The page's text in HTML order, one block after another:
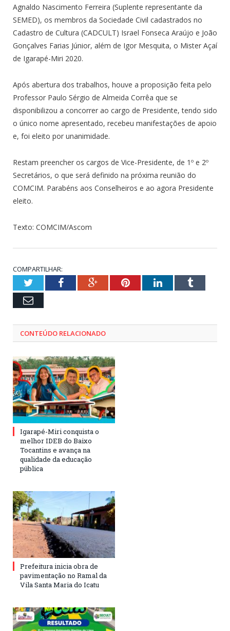
Agnaldo Nascimento Ferreira (Suplente representante da
SEMED), os membros da Sociedade Civil cadastrados no
Cadastro de Cultura (CADCULT) Israel Fonseca Araújo e João
Gonçalves Farias Júnior, além de Igor Mesquita, o Mister Açaí
de Igarapé-Miri 2020.
Após abertura dos trabalhos, houve a proposição feita pelo
Professor Paulo Sérgio de Almeida Corrêa que se
disponibilizou a concorrer ao cargo de Presidente, tendo sido
o único nome apresentado, recebeu manifestações de apoio
e, foi eleito por unanimidade.
Restam preencher os cargos de Vice-Presidente, de 1º e 2º
Secretários, o que será definido na próxima reunião do
COMCIM. Parabéns aos Conselheiros e ao agora Presidente
eleito.
Texto: COMCIM/Ascom
COMPARTILHAR:
TwitterFacebookGoogle+PinterestLinkedInTumblr
Email
CONTEÚDO RELACIONADO
Igarapé-Miri conquista o
melhor IDEB do Baixo
Tocantins e avança na
qualidade da educação
pública
Prefeitura inicia obra de
pavimentação no Ramal da
Vila Santa Maria do Icatu